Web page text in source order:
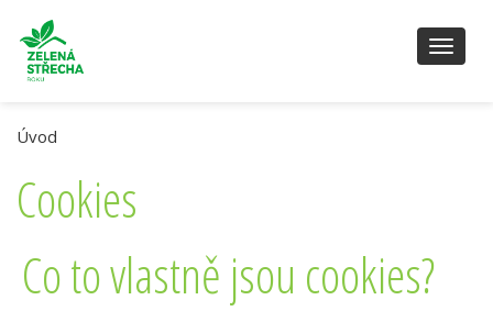
Toggle
Úvod
Cookies
Co to vlastně jsou cookies?